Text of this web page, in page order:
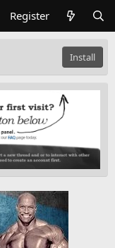
Register
Install